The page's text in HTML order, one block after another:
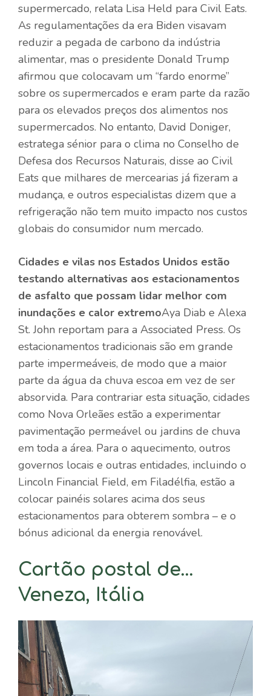
supermercado, relata Lisa Held para Civil Eats.
As regulamentações da era Biden visavam
reduzir a pegada de carbono da indústria
alimentar, mas o presidente Donald Trump
afirmou que colocavam um “fardo enorme”
sobre os supermercados e eram parte da razão
para os elevados preços dos alimentos nos
supermercados. No entanto, David Doniger,
estratega sénior para o clima no Conselho de
Defesa dos Recursos Naturais, disse ao Civil
Eats que milhares de mercearias já fizeram a
mudança, e outros especialistas dizem que a
refrigeração não tem muito impacto nos custos
globais do consumidor num mercado.
Cidades e vilas nos Estados Unidos estão
testando alternativas aos estacionamentos
de asfalto que possam lidar melhor com
inundações e calor extremoAya Diab e Alexa
St. John reportam para a Associated Press. Os
estacionamentos tradicionais são em grande
parte impermeáveis, de modo que a maior
parte da água da chuva escoa em vez de ser
absorvida. Para contrariar esta situação, cidades
como Nova Orleães estão a experimentar
pavimentação permeável ou jardins de chuva
em toda a área. Para o aquecimento, outros
governos locais e outras entidades, incluindo o
Lincoln Financial Field, em Filadélfia, estão a
colocar painéis solares acima dos seus
estacionamentos para obterem sombra – e o
bónus adicional da energia renovável.
Cartão postal de…
Veneza, Itália